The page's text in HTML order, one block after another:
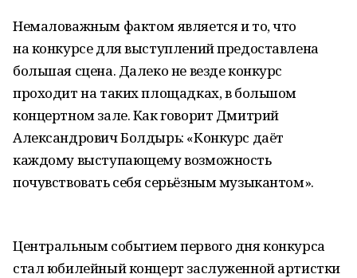
Немаловажным фактом является и то, что
на конкурсе для выступлений предоставлена
большая сцена. Далеко не везде конкурс
проходит на таких площадках, в большом
концертном зале. Как говорит Дмитрий
Александрович Болдырь: «Конкурс даёт
каждому выступающему возможность
почувствовать себя серьёзным музыкантом».
Центральным событием первого дня конкурса
стал юбилейный концерт заслуженной артистки